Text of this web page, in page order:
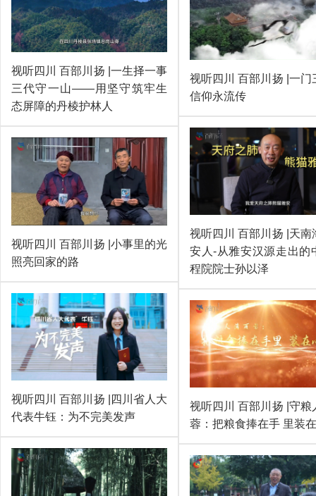
视听四川 百部川扬 |一生择一事
三代守一山——用坚守筑牢生
态屏障的丹棱护林人
视听四川 百部川扬 |小事里的光
照亮回家的路
视听四川 百部川扬 |四川省人大
代表牛钰：为不完美发声
视听四川 百部川扬 |一门
信仰永流传
视听四川 百部川扬 |天南
安人-从雅安汉源走出的
程院院士孙以泽
视听四川 百部川扬 |守粮
蓉：把粮食捧在手 里装